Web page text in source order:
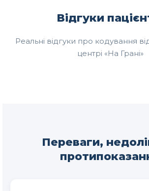
Відгуки
Реальні відгуки про кодування
центрі «На Грані»
Переваги,